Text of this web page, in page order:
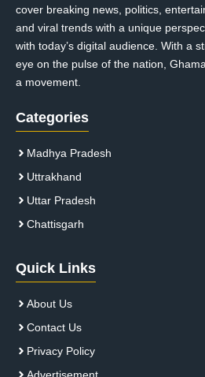
cover breaking news, politics,
and viral trends with a unique
with today’s digital audience. With a
eye on the pulse of the nation,
a movement.
Categories
Madhya Pradesh
Uttrakhand
Uttar Pradesh
Chattisgarh
Quick Links
About Us
Contact Us
Privacy Policy
Advertisement